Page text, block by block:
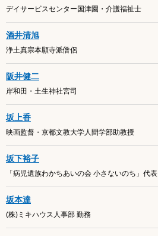
デイサービスセンター国津園・介護福祉士
酒井清旭
浄土真宗本願寺派僧侶
阪井健二
岸和田・土生神社宮司
坂上香
映画監督・京都文教大学人間学部助教授
坂下裕子
「病児遺族わかちあいの会 小さないのち」代表
坂本達
(株)ミキハウス人事部 勤務